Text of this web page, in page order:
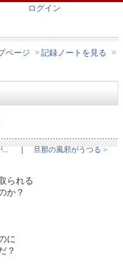
ログイン
ページ > 記録ノートを見る >
｜ 旦那の風邪がうつる >
られる
か？
に
？